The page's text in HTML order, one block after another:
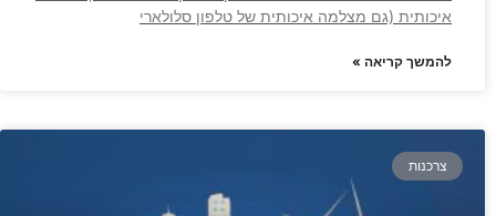
איכותית (גם מצלמה איכותית של טלפון סלולארי
להמשך קריאה »
צרכנות